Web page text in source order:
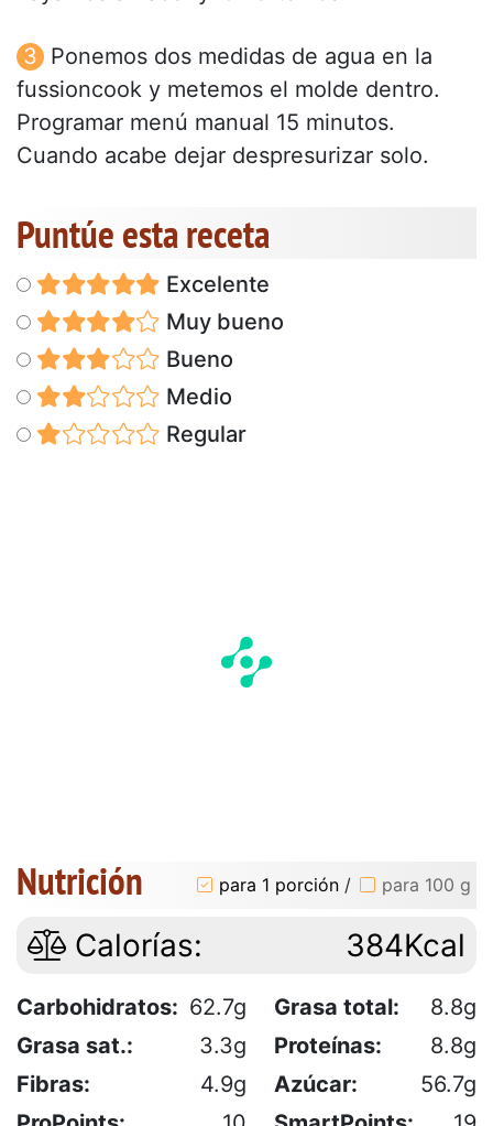
Ponemos dos medidas de agua en la
fussioncook y metemos el molde dentro.
Programar menú manual 15 minutos.
Cuando acabe dejar despresurizar solo.
Puntúe esta receta
Excelente
Muy bueno
Bueno
Medio
Regular
Nutrición para 1 porción / para 100 g
Calorías: 384Kcal
Carbohidratos: 62.7g Grasa total:
8.8g
Grasa sat.:
3.3g Proteínas:
8.8g
Fibras:
4.9g Azúcar:
56.7g